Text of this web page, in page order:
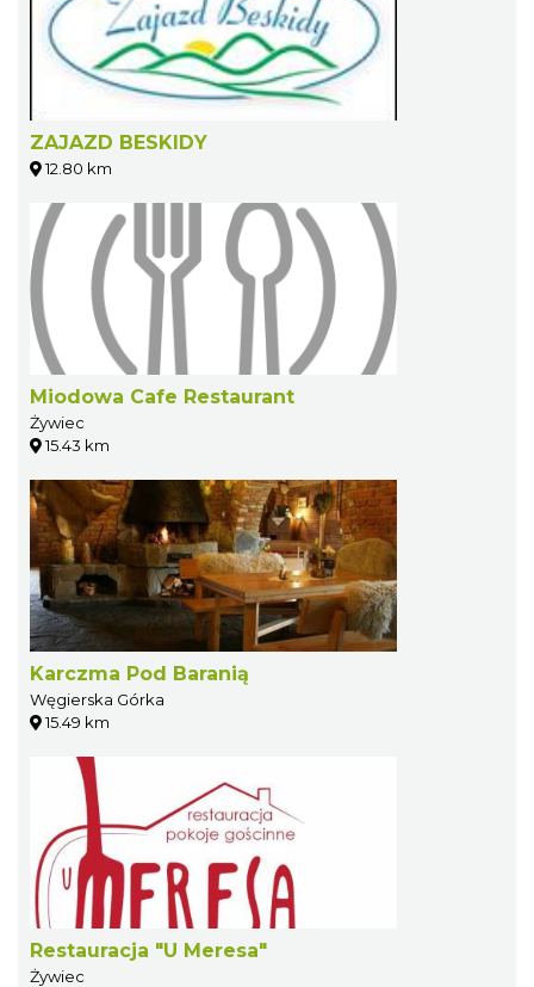
ZAJAZD BESKIDY
12.80 km
Miodowa Cafe Restaurant
Żywiec
15.43 km
Karczma Pod Baranią
Węgierska Górka
15.49 km
Restauracja "U Meresa"
Żywiec